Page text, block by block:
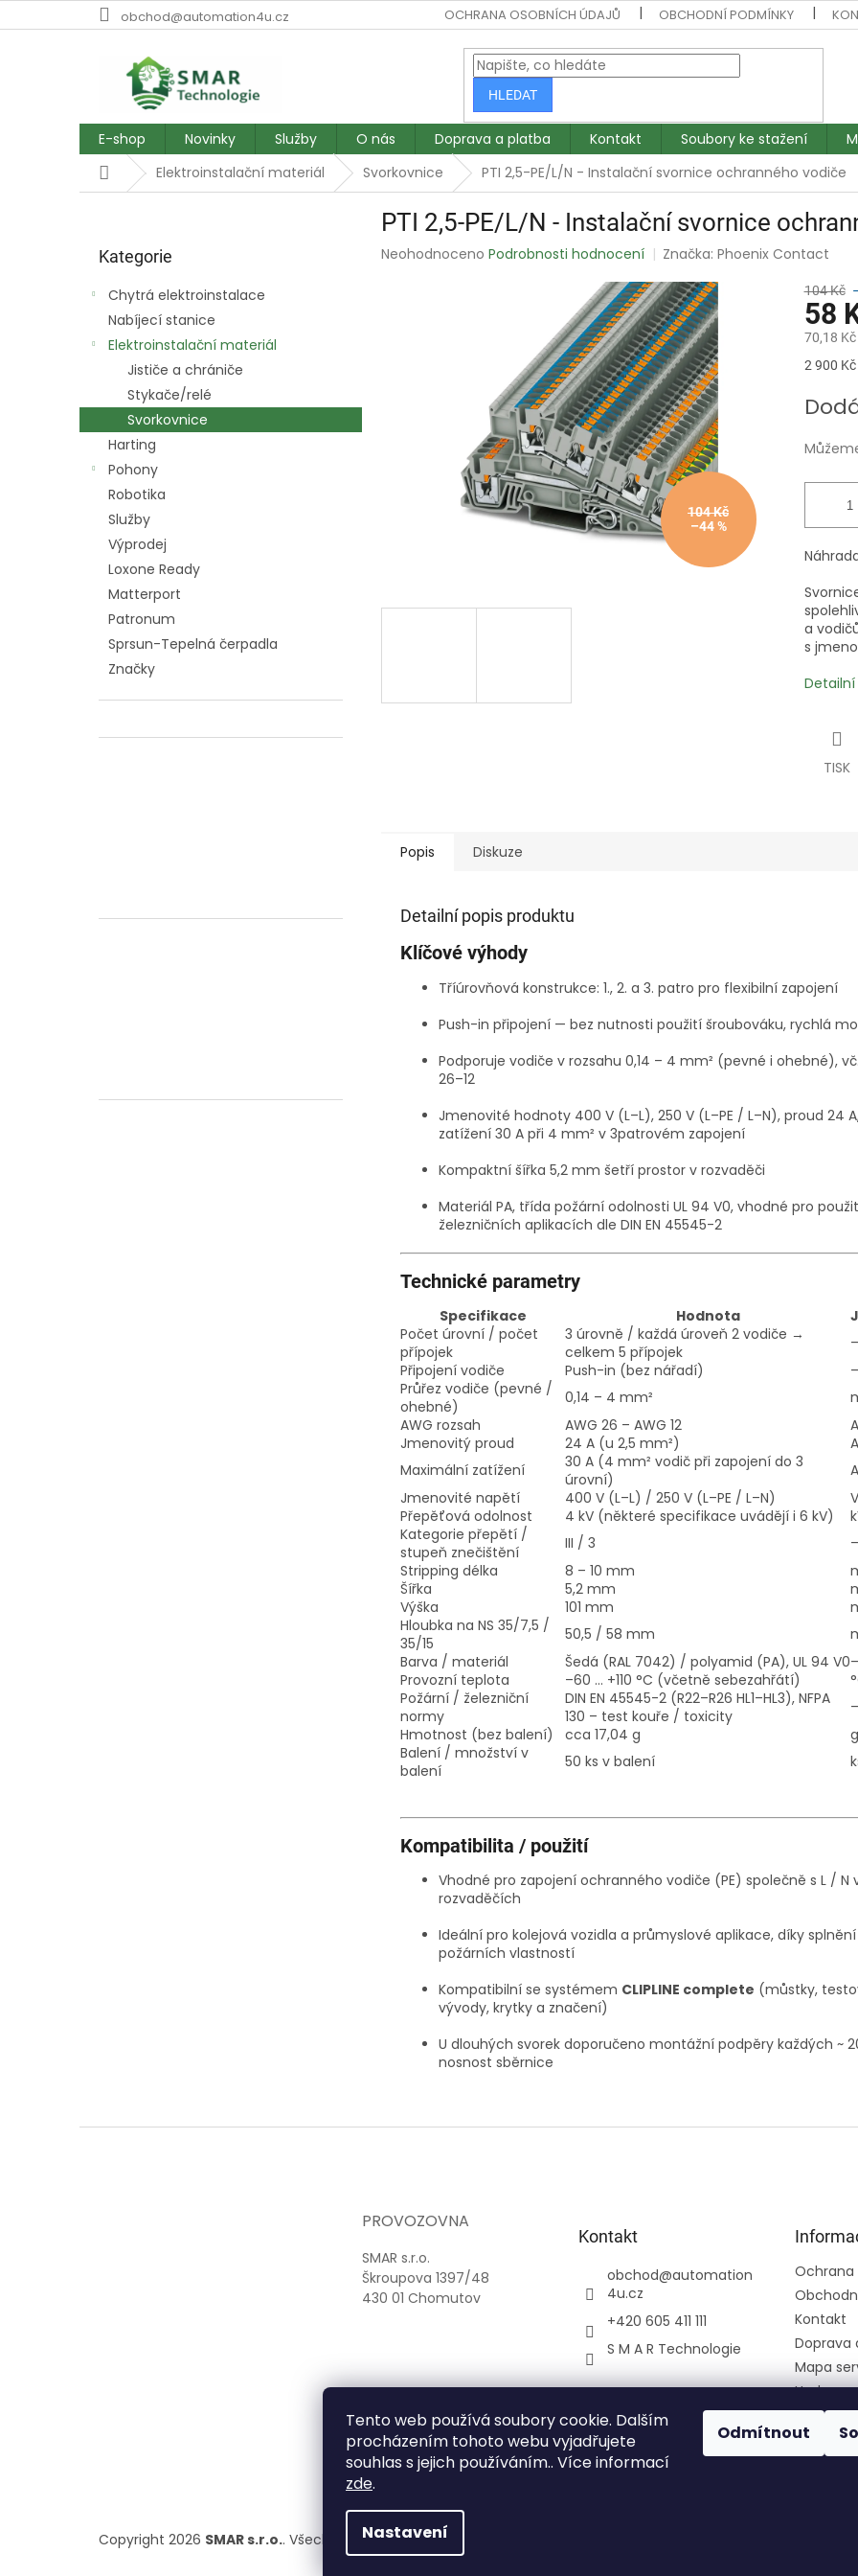
Tento web používá soubory cookie. Dalším
procházením tohoto webu vyjadřujete
souhlas s jejich používáním.. Více informací
zde.
Nastavení
Odmítnout
na
obchod@automation4u.cz OCHRANA OSOBNÍCH ÚDAJŮ OBCHODNÍ PODMÍNKY
HLEDAT
E-shop Novinky Služby O nás Doprava a platba Kontakt Soubory ke stažení
DomůElektroinstalační materiál Svorkovnice PTI 2,5-PE/L/N - Instalační svornice ochranného vodiče
a
n
kategorie
Kategorie
Chytrá elektroinstalace
Nabíjecí stanice
Elektroinstalační materiál
Jističe a chrániče
Stykače/relé
Svorkovnice
Harting
Pohony
Robotika
Služby
Výprodej
Loxone Ready
Matterport
Patronum
Sprsun-Tepelná čerpadla
Značky
PTI 2,5-PE/L/N - Instalační svornice
Průměrné
Neohodnoceno Podrobnosti hodnocení Značka:Phoenix Contact
104 Kč
–44 %
104 Kč
58
70,18
Měrná
2 900
a
s
TISK
Popis Diskuze
Detailní popis produktu
Klíčové výhody
Tříúrovňová konstrukce: 1., 2. a 3. patro pro flexibilní zapojení
Push-in připojení — bez nutnosti použití šroubováku, rychlá
Podporuje vodiče v rozsahu 0,14 – 4 mm² (pevné i ohebné),
26–12
Jmenovité hodnoty 400 V (L–L), 250 V (L–PE / L–N), proud 24
zatížení 30 A při 4 mm² v 3patrovém zapojení
Kompaktní šířka 5,2 mm šetří prostor v rozvaděči
Materiál PA, třída požární odolnosti UL 94 V0, vhodné pro
železničních aplikacích dle DIN EN 45545-2
Technické parametry
Specifikace Hodnota
Počet úrovní / počet
přípojek
3 úrovně / každá úroveň 2 vodiče →
celkem 5 přípojek
–
Připojení vodiče
Push-in (bez nářadí)
–
Průřez vodiče (pevné /
ohebné)
0,14 – 4 mm²
AWG rozsah
AWG 26 – AWG 12
Jmenovitý proud
24 A (u 2,5 mm²)
A
Maximální zatížení
30 A (4 mm² vodič při zapojení do 3
úrovní)
A
Jmenovité napětí
400 V (L–L) / 250 V (L–PE / L–N)
V
Přepěťová odolnost
4 kV (některé specifikace uvádějí i 6 kV)
Kategorie přepětí /
stupeň znečištění
III / 3
–
Stripping délka
8 – 10 mm
Šířka
5,2 mm
Výška
101 mm
Hloubka na NS 35/7,5 /
35/15
50,5 / 58 mm
Barva / materiál
Šedá (RAL 7042) / polyamid (PA), UL 94 V0–
Provozní teplota
–60 … +110 °C (včetně sebezahřátí)
Požární / železniční
normy
DIN EN 45545-2 (R22–R26 HL1–HL3), NFPA
130 – test kouře / toxicity
–
Hmotnost (bez balení)
cca 17,04 g
g
Balení / množství v
balení
50 ks v balení
Kompatibilita / použití
Vhodné pro zapojení ochranného vodiče (PE) společně s L / N
rozvaděčích
Ideální pro kolejová vozidla a průmyslové aplikace, díky
požárních vlastností
Kompatibilní se systémem CLIPLINE complete (můstky,
vývody, krytky a značení)
U dlouhých svorek doporučeno montážní podpěry každých ~
nosnost sběrnice
PROVOZOVNA
SMAR s.r.o.
Škroupova 1397/48
430 01 Chomutov
Kontakt
obchod@automation
4u.cz
+420 605 411 111
S M A R Technologie
Ochrana
Kontakt
Doprava
Mapa
Přihlášení
Copyright 2026 SMAR s.r.o.. Všechna práva vyhrazena.